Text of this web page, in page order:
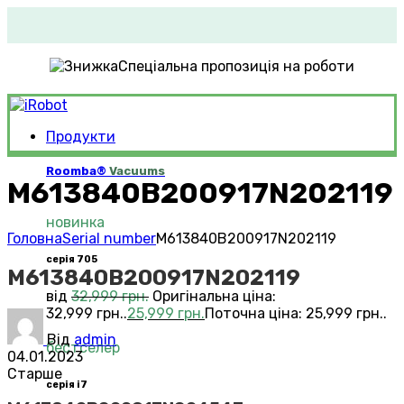
Спеціальна пропозиція на роботи
Продукти
Roomba® Vacuums
новинка
серія 705
від 32,999грн. Оригінальна ціна:
32,999 грн..25,999 грн.Поточна ціна: 25,999 грн..
бестселер
серія i7
M613840B200917N202119
ГоловнаSerial numberM613840B200917N202119
M613840B200917N202119
Від admin
04.01.2023
Старше